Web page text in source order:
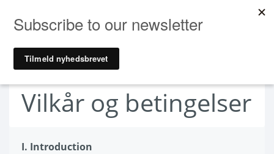
Vilkår og betingelser
I. Introduction